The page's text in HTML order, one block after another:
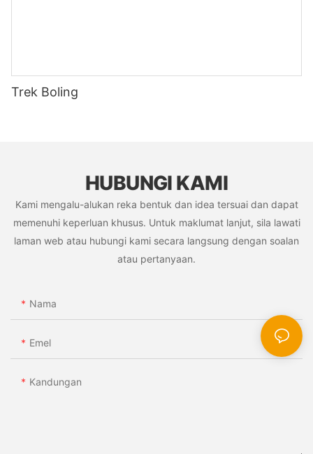
Trek Boling
HUBUNGI KAMI
Kami mengalu-alukan reka bentuk dan idea tersuai dan dapat
memenuhi keperluan khusus. Untuk maklumat lanjut, sila lawati
laman web atau hubungi kami secara langsung dengan soalan
atau pertanyaan.
Nama
Emel
Kandungan